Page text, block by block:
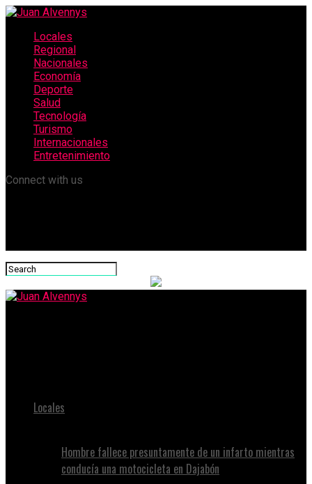
Locales
Regional
Nacionales
Economía
Deporte
Salud
Tecnología
Turismo
Internacionales
Entretenimiento
Connect with us
Locales
Hombre fallece presuntamente de un infarto mientras
conducía una motocicleta en Dajabón